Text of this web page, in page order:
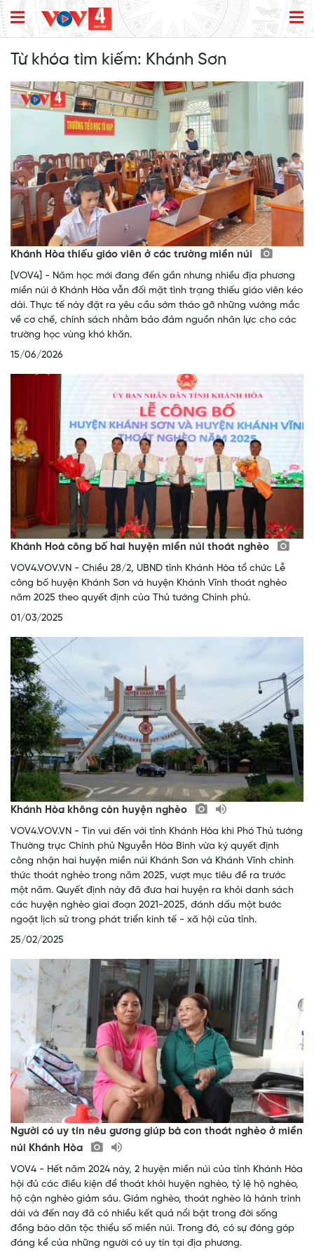
Từ khóa tìm kiếm: Khánh Sơn
Khánh Hòa thiếu giáo viên ở các trường miền núi
[VOV4] - Năm học mới đang đến gần nhưng nhiều địa phương
miền núi ở Khánh Hòa vẫn đối mặt tình trạng thiếu giáo viên kéo
dài. Thực tế này đặt ra yêu cầu sớm tháo gỡ những vướng mắc
về cơ chế, chính sách nhằm bảo đảm nguồn nhân lực cho các
trường học vùng khó khăn.
15/06/2026
Khánh Hoà công bố hai huyện miền núi thoát nghèo
VOV4.VOV.VN - Chiều 28/2, UBND tỉnh Khánh Hòa tổ chức Lễ
công bố huyện Khánh Sơn và huyện Khánh Vĩnh thoát nghèo
năm 2025 theo quyết định của Thủ tướng Chính phủ.
01/03/2025
Khánh Hòa không còn huyện nghèo
VOV4.VOV.VN - Tin vui đến với tỉnh Khánh Hòa khi Phó Thủ tướng
Thường trực Chính phủ Nguyễn Hòa Bình vừa ký quyết định
công nhận hai huyện miền núi Khánh Sơn và Khánh Vĩnh chính
thức thoát nghèo trong năm 2025, vượt mục tiêu đề ra trước
một năm. Quyết định này đã đưa hai huyện ra khỏi danh sách
các huyện nghèo giai đoạn 2021-2025, đánh dấu một bước
ngoặt lịch sử trong phát triển kinh tế - xã hội của tỉnh.
25/02/2025
Người có uy tín nêu gương giúp bà con thoát nghèo ở miền
núi Khánh Hòa
VOV4 - Hết năm 2024 này, 2 huyện miền núi của tỉnh Khánh Hòa
hội đủ các điều kiện để thoát khỏi huyện nghèo, tỷ lệ hộ nghèo,
hộ cận nghèo giảm sâu. Giảm nghèo, thoát nghèo là hành trình
dài và đến nay đã có nhiều kết quả nổi bật trong đời sống
đồng bào dân tộc thiểu số miền núi. Trong đó, có sự đóng góp
đáng kể của những người có uy tín tại địa phương.